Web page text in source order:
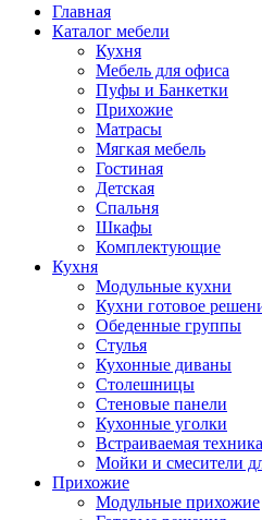
Главная
Каталог мебели
Кухня
Мебель для офиса
Пуфы и Банкетки
Прихожие
Матрасы
Мягкая мебель
Гостиная
Детская
Спальня
Шкафы
Комплектующие
Кухня
Модульные кухни
Кухни готовое
Обеденные группы
Стулья
Кухонные диваны
Столешницы
Стеновые панели
Кухонные уголки
Встраиваемая
Мойки и смесители
Прихожие
Модульные прихожие